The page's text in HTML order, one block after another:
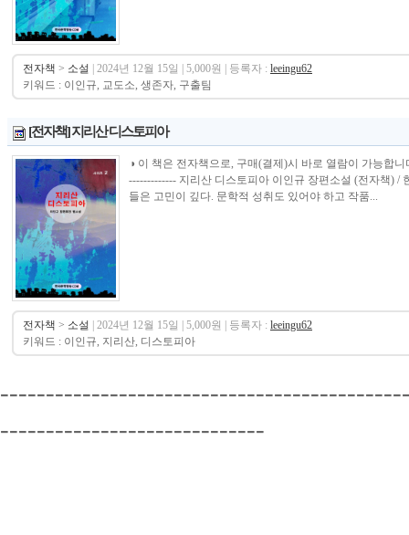
전자책 > 소설 | 2024년 12월 15일 | 5,000원 | 등록자 : leeingu62
키워드 : 이인규, 교도소, 생존자, 구출팀
[전자책] 지리산 디스토피아
◑ 이 책은 전자책으로, 구매(결제)시 바로 열람이 가능합
------------- 지리산 디스토피아 이인규 장편소설 (전자책)
들은 고민이 깊다. 문학적 성취도 있어야 하고 작품...
전자책 > 소설 | 2024년 12월 15일 | 5,000원 | 등록자 : leeingu62
키워드 : 이인규, 지리산, 디스토피아
-----------------------------